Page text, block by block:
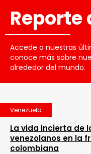
Reporte
Accede a nuestras
conoce más sobre
alrededor del mundo.
Venezuela
La vida incierta de
venezolanos en la
colombiana